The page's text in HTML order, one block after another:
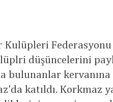
düşüncelerini
bulunanlar
katıldı. Korkmaz